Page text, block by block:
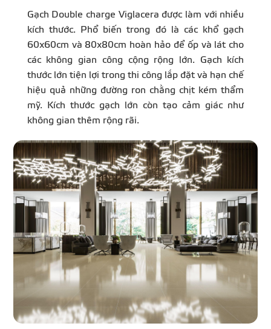
Gạch Double charge Viglacera được làm với nhiều
kích thước. Phổ biến trong đó là các khổ gạch
60x60cm và 80x80cm hoàn hảo để ốp và lát cho
các không gian công cộng rộng lớn. Gạch kích
thước lớn tiện lợi trong thi công lắp đặt và hạn chế
hiệu quả những đường ron chằng chịt kém thẩm
mỹ. Kích thước gạch lớn còn tạo cảm giác như
không gian thêm rộng rãi.